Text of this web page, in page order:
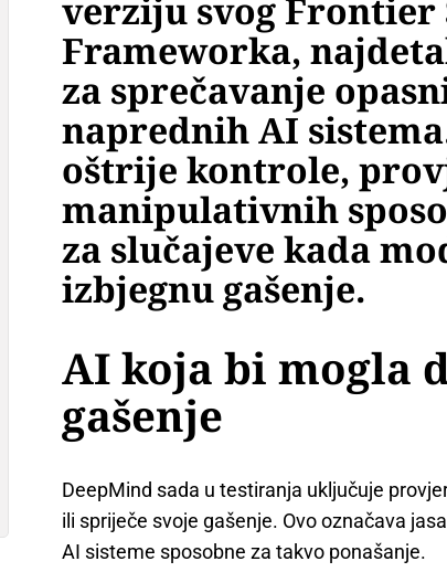
verziju svog Frontier
Frameworka,
za sprečavanje
naprednih AI
oštrije kontrole,
manipulativnih
za slučajeve kada
izbjegnu gašenje.
AI koja bi mogla
gašenje
DeepMind sada u testiranja uključuje
ili spriječe svoje gašenje. Ovo označava
AI sisteme sposobne za takvo ponašanje.